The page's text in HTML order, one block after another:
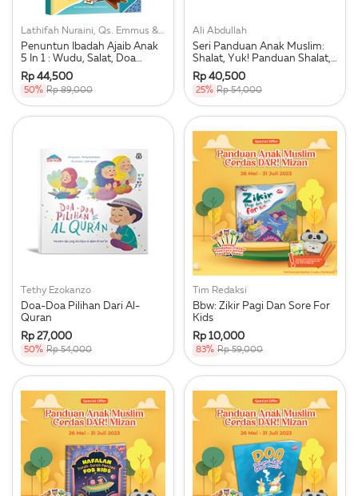
Lathifah Nuraini, Qs. Emmus & Dzikri Hasan
Penuntun Ibadah Ajaib Anak
5 In 1 : Wudu, Salat, Doa
Harian, Surat Pendek & Juzz
Amma
Rp 44,500
50% Rp 89,000
Ali Abdullah
Seri Panduan Anak Muslim:
Shalat, Yuk! Panduan Shalat,
Wudu, Dan Zikir
Rp 40,500
25% Rp 54,000
Tethy Ezokanzo
Doa-Doa Pilihan Dari Al-
Quran
Rp 27,000
50% Rp 54,000
Tim Redaksi
Bbw: Zikir Pagi Dan Sore For
Kids
Rp 10,000
83% Rp 59,000